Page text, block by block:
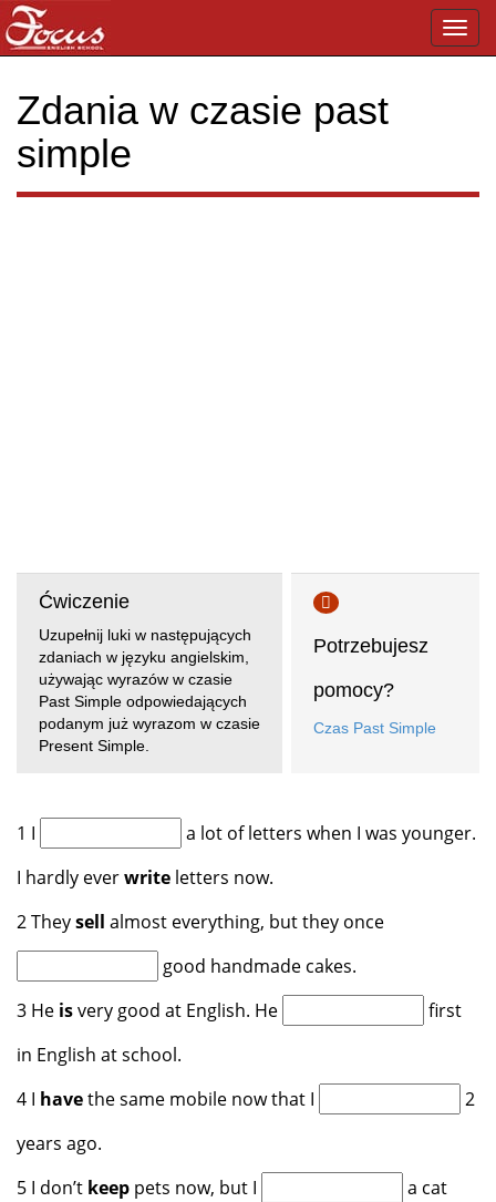
Zdania w czasie past
simple
Ćwiczenie
Uzupełnij luki w następujących
zdaniach w języku angielskim,
używając wyrazów w czasie
Past Simple odpowiedających
podanym już wyrazom w czasie
Present Simple.
Potrzebujesz
pomocy?
Czas Past Simple
1 I
a lot of letters when I was younger.
I hardly everwrite letters now.
2 Theysell almost everything, but they once
good handmade cakes.
3 He isvery good at English. He
first
in English at school.
4 I havethe same mobile now that I
2
years ago.
5 I don’t keep pets now, but I
a cat